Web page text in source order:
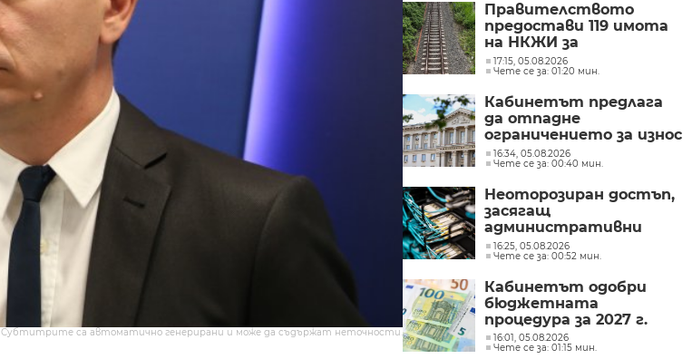
Субтитрите са автоматично генерирани и може да съдържат неточности.
Правителството
предостави 119 имота
на НКЖИ за
модернизацията на
железопътната линия
София – Пловдив
17:15, 05.08.2026
Чете се за: 01:20 мин.
Кабинетът предлага
да отпадне
ограничението за износ
на нефтопродукти за
ЕС
16:34, 05.08.2026
Чете се за: 00:40 мин.
Неоторозиран достъп,
засягащ
административни
мрежи, засякоха от
Министерството на
иновациите
16:25, 05.08.2026
Чете се за: 00:52 мин.
Кабинетът одобри
бюджетната
процедура за 2027 г.
16:01, 05.08.2026
Чете се за: 01:15 мин.